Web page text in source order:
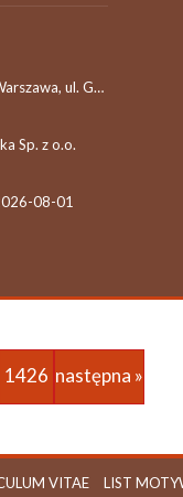
mazowieckie / Warszawa, ul. Grochowska 21
Sp. z o.o.
08-01
1426 następna »
VITAE LIST